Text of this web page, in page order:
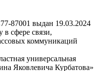
87001 выдан 19.03.2024
в сфере связи,
коммуникаций
универсальная
Яковлевича Курбатова»